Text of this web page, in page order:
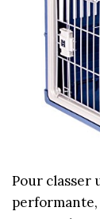
Pour classer
performante,